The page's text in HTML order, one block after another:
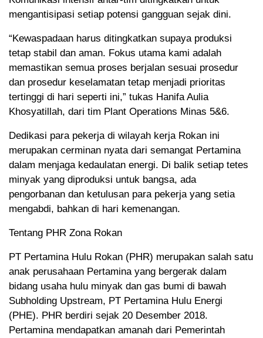
mengantisipasi setiap potensi gangguan sejak dini.
“Kewaspadaan harus ditingkatkan supaya produksi
tetap stabil dan aman. Fokus utama kami adalah
memastikan semua proses berjalan sesuai prosedur
dan prosedur keselamatan tetap menjadi prioritas
tertinggi di hari seperti ini,” tukas Hanifa Aulia
Khosyatillah, dari tim Plant Operations Minas 5&6.
Dedikasi para pekerja di wilayah kerja Rokan ini
merupakan cerminan nyata dari semangat Pertamina
dalam menjaga kedaulatan energi. Di balik setiap tetes
minyak yang diproduksi untuk bangsa, ada
pengorbanan dan ketulusan para pekerja yang setia
mengabdi, bahkan di hari kemenangan.
Tentang PHR Zona Rokan
PT Pertamina Hulu Rokan (PHR) merupakan salah satu
anak perusahaan Pertamina yang bergerak dalam
bidang usaha hulu minyak dan gas bumi di bawah
Subholding Upstream, PT Pertamina Hulu Energi
(PHE). PHR berdiri sejak 20 Desember 2018.
Pertamina mendapatkan amanah dari Pemerintah